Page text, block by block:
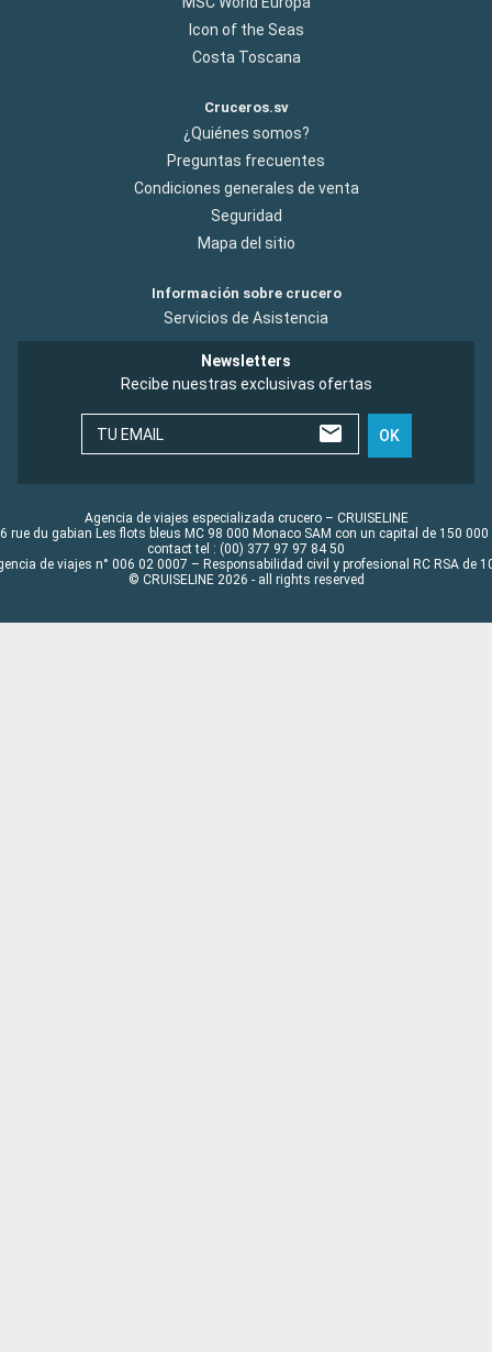
Icon of the Seas
Costa Toscana
Cruceros.sv
¿Quiénes somos?
Preguntas frecuentes
Condiciones generales de venta
Seguridad
Mapa del sitio
Información sobre crucero
Servicios de Asistencia
Newsletters
Recibe nuestras exclusivas ofertas
TU EMAIL OK
Agencia de viajes especializada crucero – CRUISELINE
rue du gabian Les flots bleus MC 98 000 Monaco SAM con un capital de 150 000
contact tel : (00) 377 97 97 84 50
de viajes n° 006 02 0007 – Responsabilidad civil y profesional RC RSA de
© CRUISELINE 2026 - all rights reserved